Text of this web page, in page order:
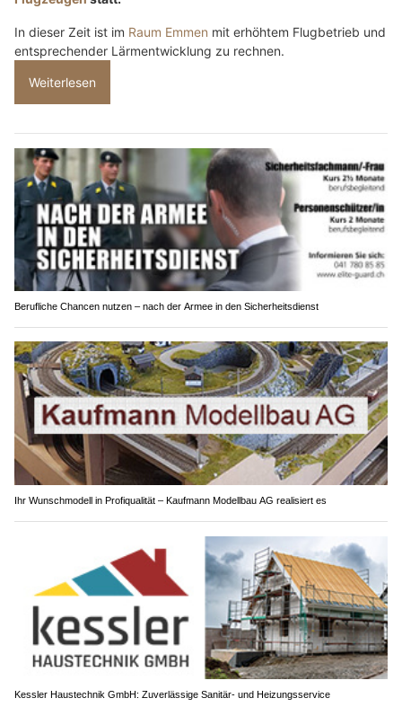
In dieser Zeit ist im Raum Emmen mit erhöhtem Flugbetrieb und
entsprechender Lärmentwicklung zu rechnen.
Weiterlesen
Berufliche Chancen nutzen – nach der Armee in den Sicherheitsdienst
Ihr Wunschmodell in Profiqualität – Kaufmann Modellbau AG realisiert es
Kessler Haustechnik GmbH: Zuverlässige Sanitär- und Heizungsservice